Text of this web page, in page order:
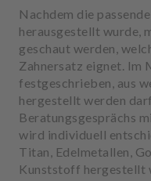
Nachdem die
herausgestellt wurde,
geschaut werden,
Zahnersatz eignet.
festgeschrieben, aus
hergestellt werden
Beratungsgesprächs
wird individuell
Titan, Edelmetallen,
Kunststoff hergestellt